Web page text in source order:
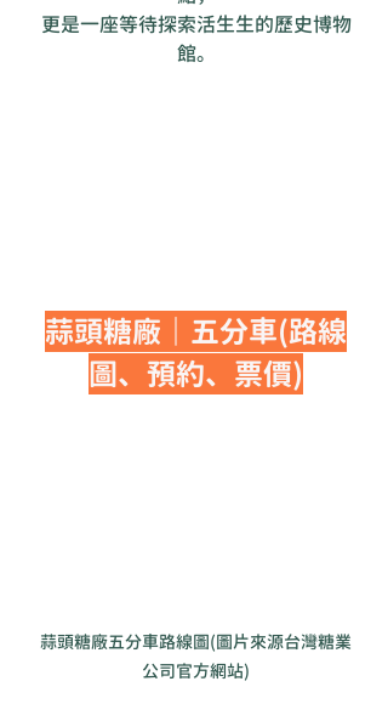
更是一座等待探索活生生的歷史博物
館。
蒜頭糖廠｜五分車(路線
圖、預約、票價)
蒜頭糖廠五分車路線圖(圖片來源台灣糖業
公司官方網站)